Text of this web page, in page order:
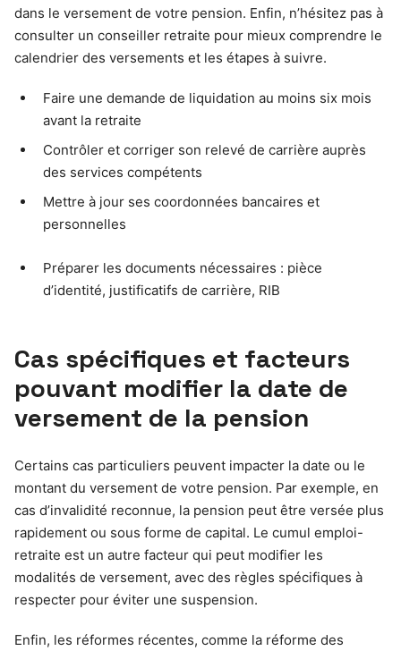
dans le versement de votre pension. Enfin, n’hésitez pas à
consulter un conseiller retraite pour mieux comprendre le
calendrier des versements et les étapes à suivre.
Faire une demande de liquidation au moins six mois
avant la retraite
Contrôler et corriger son relevé de carrière auprès
des services compétents
Mettre à jour ses coordonnées bancaires et
personnelles
Préparer les documents nécessaires : pièce
d’identité, justificatifs de carrière, RIB
Cas spécifiques et facteurs
pouvant modifier la date de
versement de la pension
Certains cas particuliers peuvent impacter la date ou le
montant du versement de votre pension. Par exemple, en
cas d’invalidité reconnue, la pension peut être versée plus
rapidement ou sous forme de capital. Le cumul emploi-
retraite est un autre facteur qui peut modifier les
modalités de versement, avec des règles spécifiques à
respecter pour éviter une suspension.
Enfin, les réformes récentes, comme la réforme des